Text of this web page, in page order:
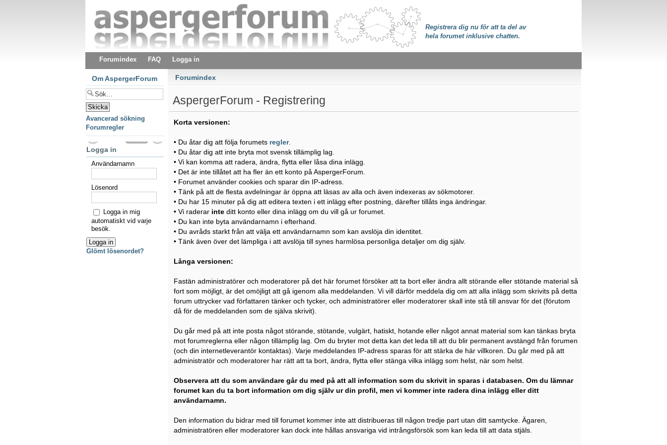
Registrera dig nu för att ta del av
hela forumet inklusive chatten.
Forumindex FAQ Logga in
Forumindex
AspergerForum - Registrering
Korta versionen:
• Du åtar dig att följa forumets regler.
• Du åtar dig att inte bryta mot svensk tillämplig lag.
• Vi kan komma att radera, ändra, flytta eller låsa dina inlägg.
• Det är inte tillåtet att ha fler än ett konto på AspergerForum.
• Forumet använder cookies och sparar din IP-adress.
• Tänk på att de flesta avdelningar är öppna att läsas av alla och även indexeras av sökmotorer.
• Du har 15 minuter på dig att editera texten i ett inlägg efter postning, därefter tillåts inga ändringar.
• Vi raderar inte ditt konto eller dina inlägg om du vill gå ur forumet.
• Du kan inte byta användarnamn i efterhand.
• Du avråds starkt från att välja ett användarnamn som kan avslöja din identitet.
• Tänk även över det lämpliga i att avslöja till synes harmlösa personliga detaljer om dig själv.
Långa versionen:
Fastän administratörer och moderatorer på det här forumet försöker att ta bort eller ändra allt störande eller stötande material så
fort som möjligt, är det omöjligt att gå igenom alla meddelanden. Vi vill därför meddela dig om att alla inlägg som skrivits på detta
forum uttrycker vad författaren tänker och tycker, och administratörer eller moderatorer skall inte stå till ansvar för det (förutom
då för de meddelanden som de själva skrivit).
Du går med på att inte posta något störande, stötande, vulgärt, hatiskt, hotande eller något annat material som kan tänkas bryta
mot forumreglerna eller någon tillämplig lag. Om du bryter mot detta kan det leda till att du blir permanent avstängd från forumen
(och din internetleverantör kontaktas). Varje meddelandes IP-adress sparas för att stärka de här villkoren. Du går med på att
administratör och moderatorer har rätt att ta bort, ändra, flytta eller stänga vilka inlägg som helst, när som helst.
Observera att du som användare går du med på att all information som du skrivit in sparas i databasen. Om du lämnar
forumet kan du ta bort information om dig själv ur din profil, men vi kommer inte radera dina inlägg eller ditt
användarnamn.
Den information du bidrar med till forumet kommer inte att distribueras till någon tredje part utan ditt samtycke. Ägaren,
administratören eller moderatorer kan dock inte hållas ansvariga vid intrångsförsök som kan leda till att data stjäls.
Om AspergerForum
Avancerad sökning
Forumregler
Logga in
Användarnamn
Lösenord
Logga in mig
automatiskt vid varje
besök.
Glömt lösenordet?